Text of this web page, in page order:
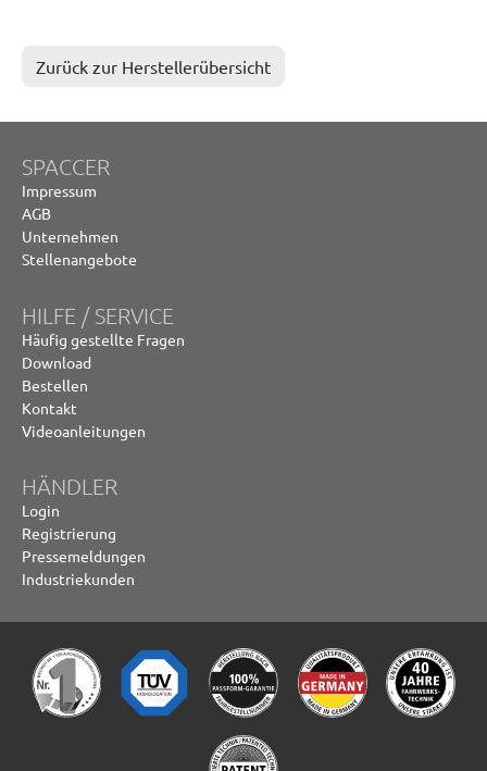
Zurück zur Herstellerübersicht
SPACCER
Impressum
AGB
Unternehmen
Stellenangebote
HILFE / SERVICE
Häufig gestellte Fragen
Download
Bestellen
Kontakt
Videoanleitungen
HÄNDLER
Login
Registrierung
Pressemeldungen
Industriekunden